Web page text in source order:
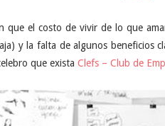
que el costo de vivir de lo que
y la falta de algunos beneficios
que exista Clefs – Club de